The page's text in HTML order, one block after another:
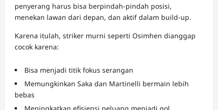
penyerang harus bisa berpindah-pindah posisi,
menekan lawan dari depan, dan aktif dalam build-up.
Karena itulah, striker murni seperti Osimhen dianggap
cocok karena:
Bisa menjadi titik fokus serangan
Memungkinkan Saka dan Martinelli bermain lebih
bebas